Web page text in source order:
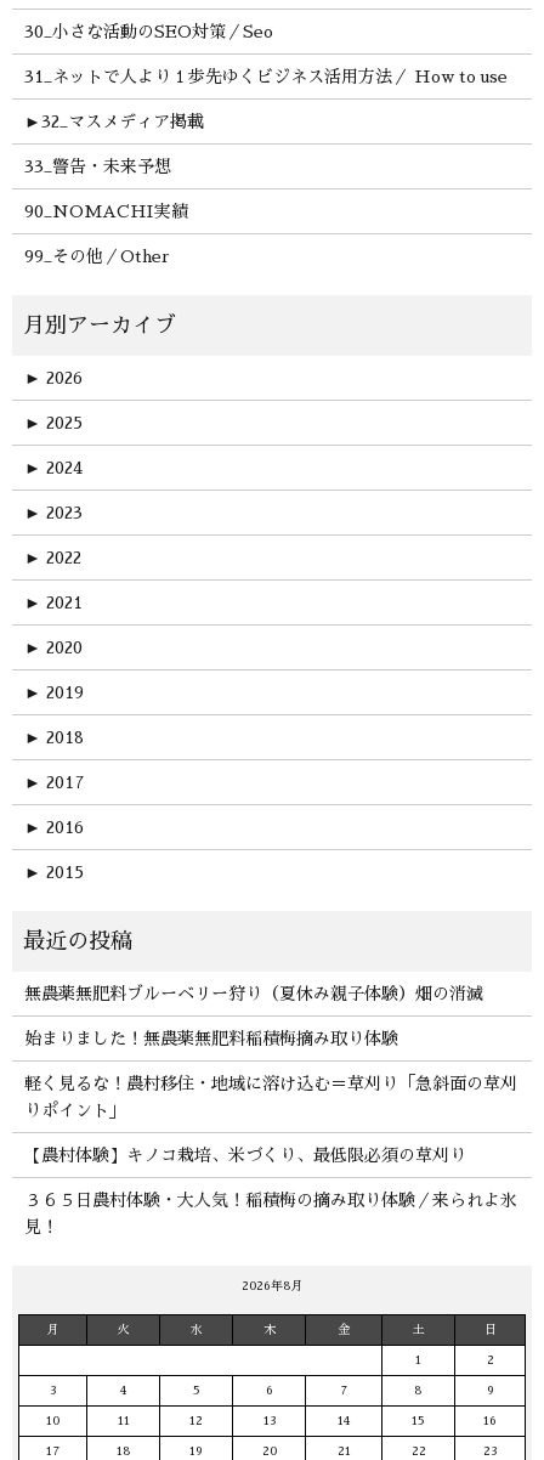
30_小さな活動のSEO対策／Seo
31_ネットで人より１歩先ゆくビジネス活用方法／ How to use
► 32_マスメディア掲載
33_警告・未来予想
90_NOMACHI実績
99_その他／Other
► 2026
► 2025
► 2024
► 2023
► 2022
► 2021
► 2020
► 2019
► 2018
► 2017
► 2016
► 2015
無農薬無肥料ブルーベリー狩り（夏休み親子体験）畑の消滅
始まりました！無農薬無肥料稲積梅摘み取り体験
軽く見るな！農村移住・地域に溶け込む＝草刈り「急斜面の草刈
りポイント」
【農村体験】キノコ栽培、米づくり、最低限必須の草刈り
３６５日農村体験・大人気！稲積梅の摘み取り体験／来られよ氷
見！
2026年8月
月 火 水 木 金 土 日
1 2
3 4 5 6 7 8 9
10 11 12 13 14 15 16
17 18 19 20 21 22 23